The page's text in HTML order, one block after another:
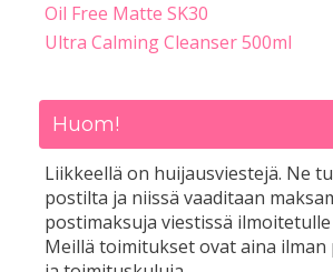
Oil Free Matte SK30
Ultra Calming Cleanser 500ml
Huom!
Liikkeellä on huijausviestejä. Ne
postilta ja niissä vaaditaan
postimaksuja viestissä
Meillä toimitukset ovat aina ilman